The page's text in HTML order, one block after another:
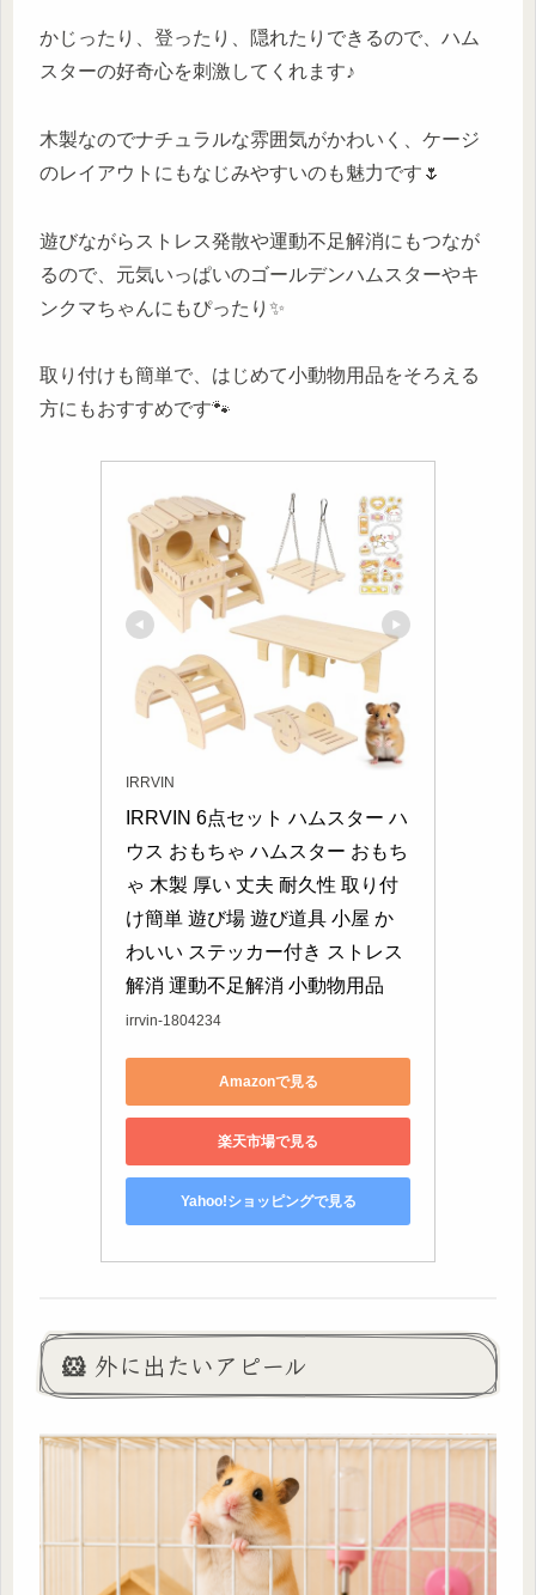
かじったり、登ったり、隠れたりできるので、ハム
スターの好奇心を刺激してくれます♪
木製なのでナチュラルな雰囲気がかわいく、ケージ
のレイアウトにもなじみやすいのも魅力です🌷
遊びながらストレス発散や運動不足解消にもつなが
るので、元気いっぱいのゴールデンハムスターやキ
ンクマちゃんにもぴったり✨
取り付けも簡単で、はじめて小動物用品をそろえる
方にもおすすめです🐾
IRRVIN
IRRVIN 6点セット ハムスター ハ
ウス おもちゃ ハムスター おもち
ゃ 木製 厚い 丈夫 耐久性 取り付
け簡単 遊び場 遊び道具 小屋 か
わいい ステッカー付き ストレス
解消 運動不足解消 小動物用品
irrvin-1804234
Amazonで見る
楽天市場で見る
Yahoo!ショッピングで見る
🐹 外に出たいアピール